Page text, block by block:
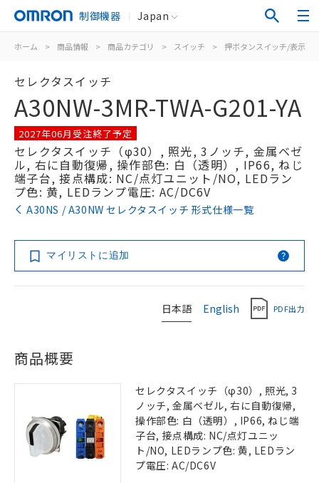
制御機器 Japan
ホーム > 商品情報 > 商品カテゴリ > スイッチ > 押ボタンスイッチ/表示灯
セレクタスイッチ
A30NW-3MR-TWA-G201-YA
2027年06月受注終了予定
セレクタスイッチ（φ30）, 照光, 3ノッチ, 金属ベゼ
ル, 右に自動復帰, 操作部色: 白（透明）, IP66, ねじ
端子台, 接点構成: NC/点灯ユニット/NO, LEDラン
プ色: 黄, LEDランプ電圧: AC/DC6V
A30NS / A30NW セレクタスイッチ 形式仕様一覧
マイリストに追加
日本語 English PDF出力
商品概要
セレクタスイッチ（φ30）, 照光, 3
ノッチ, 金属ベゼル, 右に自動復帰,
操作部色: 白（透明）, IP66, ねじ端
子台, 接点構成: NC/点灯ユニッ
ト/NO, LEDランプ色: 黄, LEDラン
プ電圧: AC/DC6V